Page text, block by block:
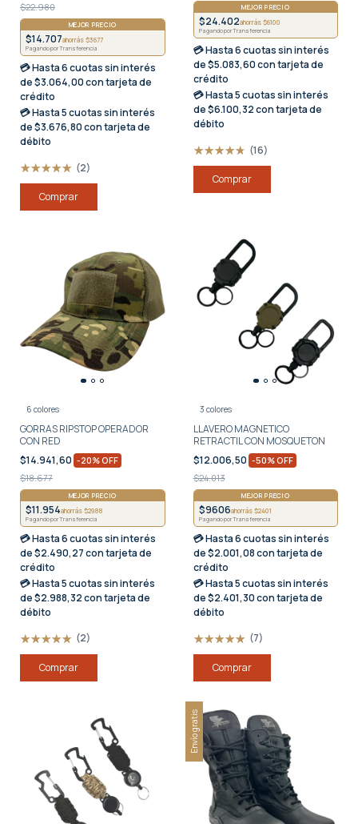
$22.980
MEJOR PRECIO
$14.707ahorrás $3677
Pagando por Transferencia
💳 Hasta6 cuotas sin interés
de $3.064,00 con tarjeta de
crédito
💳 Hasta5 cuotas sin interés
de $3.676,80 con tarjeta de
débito
(2)
Comprar
MEJOR PRECIO
$24.402ahorrás $6100
Pagando por Transferencia
💳 Hasta6 cuotas sin interés
de $5.083,60 con tarjeta de
crédito
💳 Hasta5 cuotas sin interés
de $6.100,32 con tarjeta de
débito
(16)
6 colores
GORRAS RIPSTOP OPERADOR
CON RED
$14.941,60 -20%OFF
$18.677
MEJOR PRECIO
$11.954ahorrás $2988
Pagando por Transferencia
💳 Hasta6 cuotas sin interés
de $2.490,27 con tarjeta de
crédito
💳 Hasta5 cuotas sin interés
de $2.988,32 con tarjeta de
débito
(2)
Comprar
3 colores
LLAVERO MAGNETICO
RETRACTIL CON MOSQUETON
$12.006,50 -50%OFF
$24.013
MEJOR PRECIO
$9606ahorrás $2401
Pagando por Transferencia
💳 Hasta6 cuotas sin interés
de $2.001,08 con tarjeta de
crédito
💳 Hasta5 cuotas sin interés
de $2.401,30 con tarjeta de
débito
(7)
Comprar
Envío gratis